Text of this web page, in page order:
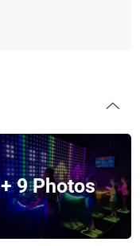
+ 9 Photos